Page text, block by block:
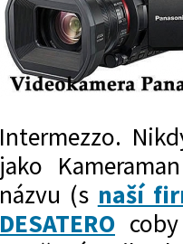
Intermezzo.
jako
názvu (s naší
DESATERO